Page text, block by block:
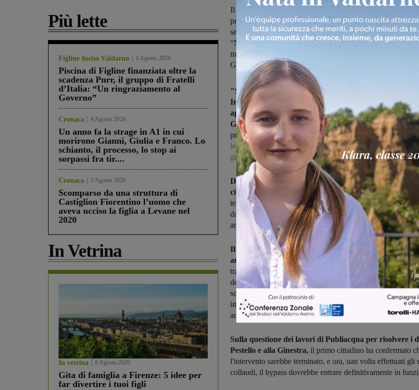
Più lette
Figline Incisa Valdarno 1 Agosto 2026
Piscina di Figline finanziata oltre la
scadenza Pnrr, il gruppo di Fratelli
d’Italia: “Un ringraziamento al
Governo”
Cronaca 4 Agosto 2026
Un anno fa la strage in A1 in cui
morirono Gianni, Giulia e Franco. Lo
schianto, il processo, lo stop ai
sorpassi fra tir....
Cronaca 3 Agosto 2026
Scomparso da una struttura di
Castiglion Fiorentino l’uomo che
aveva ucciso la figlia a Levane nel
2020
In Vetrina
In vetrina 6 Agosto 2026
Gita di famiglia a Firenze: 5 idee per
far divertire i tuoi figli
Il primo cittadino ha risposto così alla lettera aperta
problemi del servizio idrico. “Troppo corta la scadenza del
settembre per i rimborsi”, ha aggiunto. E sulla presenza di
“Non ci sono rischi per la salute, ma ho comunque già
mappatura precisa”. Sui lavori per il bypass del Pestello e
Ginestra, si attendono invece i collaudi
"Sull'acqua condivido alcune delle preoccupazioni
Iraci, Magini, Botti e Camiciottoli". Così, con una
apertura, si è espressoil sindaco di Montevarchi,
Grasso,che è intervenuto durante il consiglio comunale di
proprio sul tema della gestione del servizio idrico,
lettera aperta bipartisan indirizzatagli proprio dai quattro
giorni scorsi.
Due i temi che hanno trovato l'appoggio nelle parole
cittadino.
"Accolgo quella lettera – ha detto Grasso –
temi che condivido. Il primo riguarda il termine del 30
da Publiacqua per la restituzione della cauzione: credo che
ampliare, lo considero anch'io troppo riduttivo".
Il secondo aspetto affrontato è quello relativo alla
amianto nei tubi dell'acquedotto.
"Ho formalizzato per
tra poco lo farò anche ufficialmente per scritto, la richiesta
delle tubature in amianto: come anticipato dai tecnici,
sottolineato che non ci sono rischi per la salute. Ad ogni
importante conoscere la presenza in percentuale nella rete
amianto, e dove sono localizzate".
Sulla questione dei lavori di Publiacqua per risolvere i
Pestello e alla Ginestra, il primo cittadino ha confermato
l'intervento sarebbe terminato, e ora, uan volta effettuati gli
collaudi, il bypass dovrebbe entrare definitivamente in